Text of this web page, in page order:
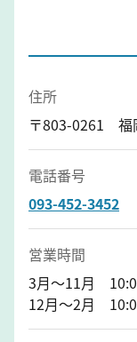
住所
〒803-0261 福
電話番号
093-452-3452
営業時間
3月～11月
12月～2月